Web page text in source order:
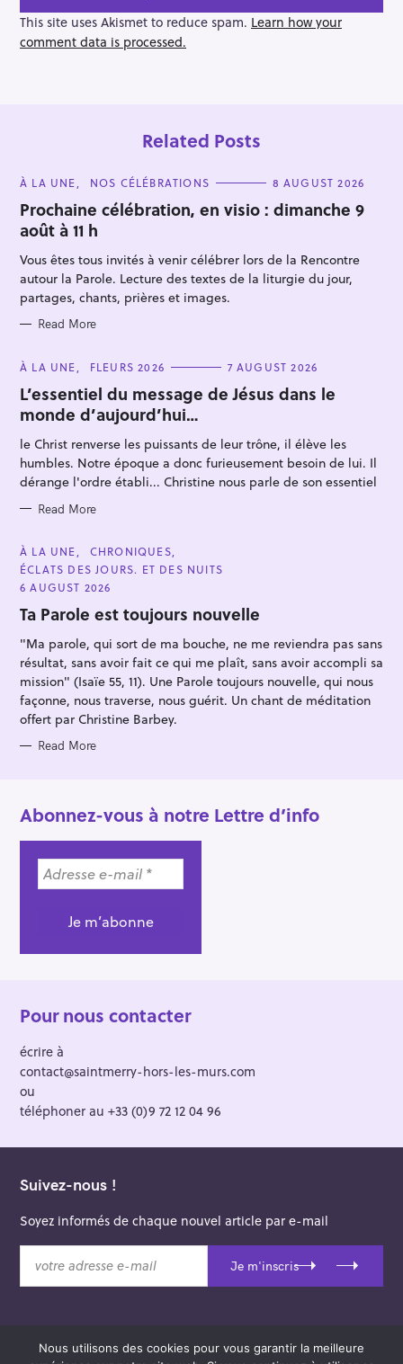
g
a
t
This site uses Akismet to reduce spam. Learn how your
comment data is processed.
Related Posts
C
T
E
G
O
R
I
E
S
À LA UNE NOS CÉLÉBRATIONS 8 AUGUST 2026
Prochaine célébration, en visio : dimanche 9
août à 11 h
Vous êtes tous invités à venir célébrer lors de la Rencontre
autour la Parole. Lecture des textes de la liturgie du jour,
partages, chants, prières et images.
Read More
C
T
E
G
O
R
I
E
S
À LA UNE FLEURS 2026 7 AUGUST 2026
L’essentiel du message de Jésus dans le
monde d’aujourd’hui…
le Christ renverse les puissants de leur trône, il élève les
humbles. Notre époque a donc furieusement besoin de lui. Il
dérange l'ordre établi... Christine nous parle de son essentiel
Read More
C
A
T
E
O
R
E
À LA UNE
CHRONIQUES
ÉCLATS DES JOURS. ET DES NUITS
6 AUGUST 2026
Ta Parole est toujours nouvelle
"Ma parole, qui sort de ma bouche, ne me reviendra pas sans
résultat, sans avoir fait ce qui me plaît, sans avoir accompli sa
mission" (Isaïe 55, 11). Une Parole toujours nouvelle, qui nous
façonne, nous traverse, nous guérit. Un chant de méditation
offert par Christine Barbey.
Read More
Abonnez-vous à notre Lettre d’info
Pour nous contacter
écrire à
contact@saintmerry-hors-les-murs.com
ou
téléphoner au +33 (0)9 72 12 04 96
Suivez-nous !
Soyez informés de chaque nouvel article par e-mail
t
Je m'inscris
e
a
r
h
f
Nous utilisons des cookies pour vous garantir la meilleure